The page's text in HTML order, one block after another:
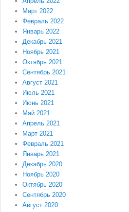
Март 2022
Февраль 2022
Январь 2022
Декабрь 2021
Ноябрь 2021
Октябрь 2021
Сентябрь 2021
Август 2021
Июль 2021
Июнь 2021
Май 2021
Апрель 2021
Март 2021
Февраль 2021
Январь 2021
Декабрь 2020
Ноябрь 2020
Октябрь 2020
Сентябрь 2020
Август 2020